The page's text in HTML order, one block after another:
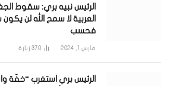
الرئيس نبيه بري: سقوط
العربية لا سمح الله لن
فحسب
مارس 1, 2024 378 زيارة
الرئيس بري استغرب “خفّة